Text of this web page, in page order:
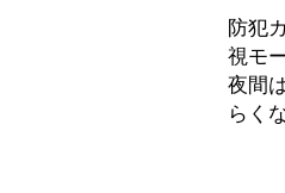
防犯
視モ
夜間
らく